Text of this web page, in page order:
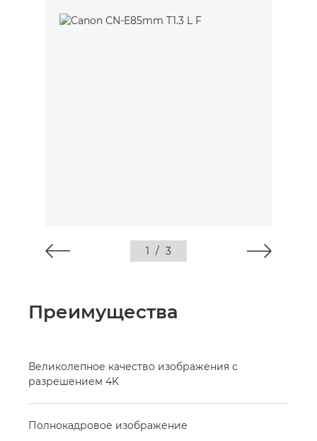
1 / 3
Преимущества
Великолепное качество изображения с
разрешением 4K
Полнокадровое изображение